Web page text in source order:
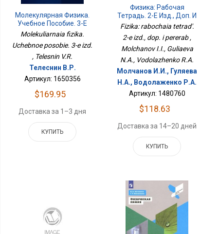
Молекулярная Физика.
Учебное Пособие. 3-Е
Изд.
Molekuliarnaia fizika.
Uchebnoe posobie. 3-e izd.
, Telesnin V.R.
Телеснин В.Р.
Артикул: 1650356
$169.95
Доставка за 1–3 дня
КУПИТЬ
Физика: Рабочая
Тетрадь. 2-Е Изд., Доп. И
Перераб
Fizika: rabochaia tetrad'.
2-e izd., dop. i pererab ,
Molchanov I.I., Guliaeva
N.A., Vodolazhenko R.A.
Молчанов И.И., Гуляева
Н.А., Водолаженко Р.А.
Артикул: 1480760
$118.63
Доставка за 14–20 дней
КУПИТЬ